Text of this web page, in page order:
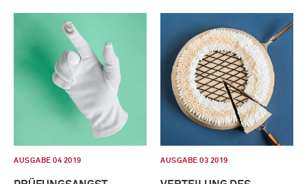
AUSGABE 04 2019 AUSGABE 03 2019